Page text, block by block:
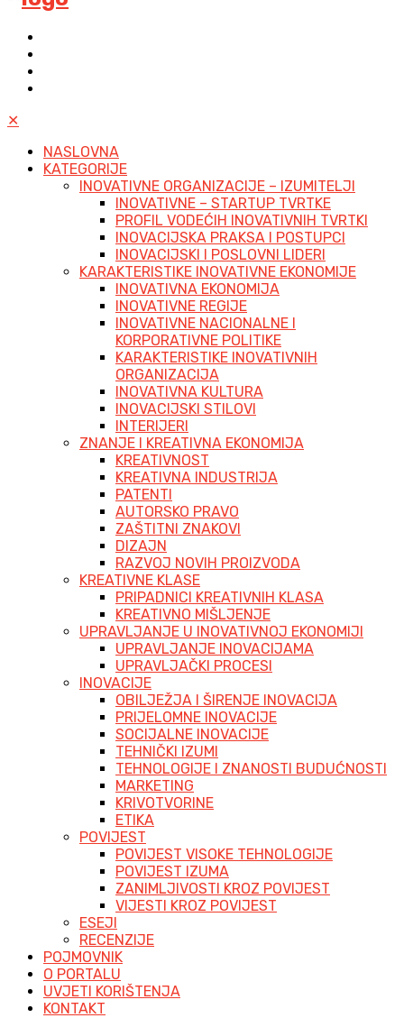
✕
NASLOVNA
KATEGORIJE
INOVATIVNE ORGANIZACIJE – IZUMITELJI
INOVATIVNE – STARTUP TVRTKE
PROFIL VODEĆIH INOVATIVNIH TVRTKI
INOVACIJSKA PRAKSA I POSTUPCI
INOVACIJSKI I POSLOVNI LIDERI
KARAKTERISTIKE INOVATIVNE EKONOMIJE
INOVATIVNA EKONOMIJA
INOVATIVNE REGIJE
INOVATIVNE NACIONALNE I
KORPORATIVNE POLITIKE
KARAKTERISTIKE INOVATIVNIH
ORGANIZACIJA
INOVATIVNA KULTURA
INOVACIJSKI STILOVI
INTERIJERI
ZNANJE I KREATIVNA EKONOMIJA
KREATIVNOST
KREATIVNA INDUSTRIJA
PATENTI
AUTORSKO PRAVO
ZAŠTITNI ZNAKOVI
DIZAJN
RAZVOJ NOVIH PROIZVODA
KREATIVNE KLASE
PRIPADNICI KREATIVNIH KLASA
KREATIVNO MIŠLJENJE
UPRAVLJANJE U INOVATIVNOJ EKONOMIJI
UPRAVLJANJE INOVACIJAMA
UPRAVLJAČKI PROCESI
INOVACIJE
OBILJEŽJA I ŠIRENJE INOVACIJA
PRIJELOMNE INOVACIJE
SOCIJALNE INOVACIJE
TEHNIČKI IZUMI
TEHNOLOGIJE I ZNANOSTI BUDUĆNOSTI
MARKETING
KRIVOTVORINE
ETIKA
POVIJEST
POVIJEST VISOKE TEHNOLOGIJE
POVIJEST IZUMA
ZANIMLJIVOSTI KROZ POVIJEST
VIJESTI KROZ POVIJEST
ESEJI
RECENZIJE
POJMOVNIK
O PORTALU
UVJETI KORIŠTENJA
KONTAKT